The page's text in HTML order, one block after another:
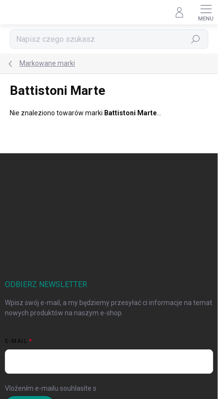
Szukaj
Markowane marki
Battistoni Marte
Nie znaleziono towarów marki Battistoni Marte
ODBIERZ NEWSLETTER
Wpisz swój e-mail, a my będziemy przesyłać ci informacje na temat
nowych produktów na naszym e-shop.
E-MAIL
Vložením e-mailu souhlasíte s